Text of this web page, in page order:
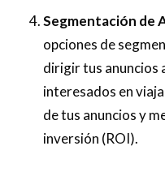
Segmentación de
opciones de
dirigir tus anuncios
interesados en
de tus anuncios y
inversión (ROI).